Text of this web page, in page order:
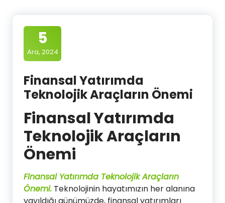
5
Ara, 2024
Finansal Yatırımda
Teknolojik Araçların Önemi
Finansal Yatırımda
Teknolojik Araçların
Önemi
Finansal Yatırımda Teknolojik Araçların
Önemi. Teknolojinin hayatımızın her alanına